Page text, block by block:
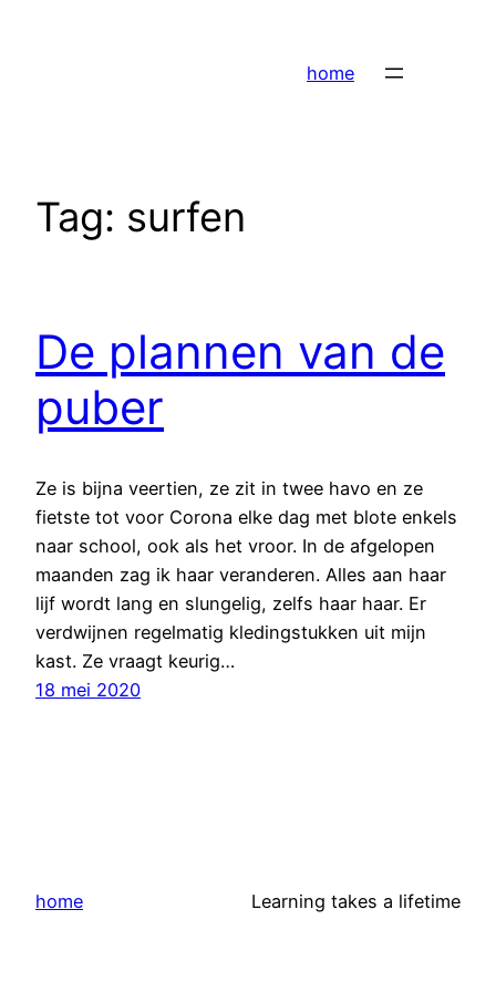
home
Tag: surfen
De plannen van de
puber
Ze is bijna veertien, ze zit in twee havo en ze
fietste tot voor Corona elke dag met blote enkels
naar school, ook als het vroor. In de afgelopen
maanden zag ik haar veranderen. Alles aan haar
lijf wordt lang en slungelig, zelfs haar haar. Er
verdwijnen regelmatig kledingstukken uit mijn
kast. Ze vraagt keurig…
18 mei 2020
home Learning takes a lifetime